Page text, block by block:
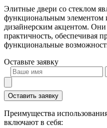
Элитные двери со стеклом
функциональным элементом
дизайнерским акцентом. Они
практичность, обеспечивая
функциональные
Оставьте заявку
Оставить заявку
Преимущества
включают в себя: